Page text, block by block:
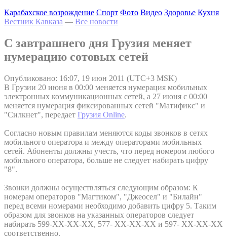
Карабахское возрождение Спорт Фото Видео Здоровье Кухня
Вестник Кавказа — Все новости
С завтрашнего дня Грузия меняет
нумерацию сотовых сетей
Опубликовано: 16:07, 19 июн 2011 (UTC+3 MSK)
В Грузии 20 июня в 00:00 меняется нумерация мобильных
электронных коммуникационных сетей, а 27 июня с 00:00
меняется нумерация фиксированных сетей "Матификс" и
"Силкнет", передает Грузия Online.
Согласно новым правилам меняются коды звонков в сетях
мобильного оператора и между операторами мобильных
сетей. Абоненты должны учесть, что перед номером любого
мобильного оператора, больше не следует набирать цифру
"8".
Звонки должны осуществляться следующим образом: К
номерам операторов "Магтиком", "Джеосел" и "Билайн"
перед всеми номерами необходимо добавить цифру 5. Таким
образом для звонков на указанных операторов следует
набирать 599-ХХ-ХХ-ХХ, 577- ХХ-ХХ-ХХ и 597- ХХ-ХХ-ХХ
соответственно.